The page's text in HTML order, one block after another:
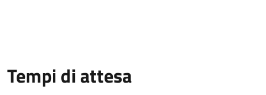
Tempi di attesa